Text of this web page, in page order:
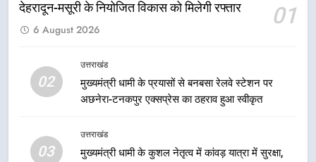
देहरादून-मसूरी के नियोजित विकास को मिलेगी रफ्तार
01
6 August 2026
02
उत्तराखंड
मुख्यमंत्री धामी के प्रयासों से बनबसा रेलवे स्टेशन पर
अछनेरा-टनकपुर एक्सप्रेस का ठहराव हुआ स्वीकृत
03
उत्तराखंड
मुख्यमंत्री धामी के कुशल नेतृत्व में कांवड़ यात्रा में सुरक्षा,
8
संकल्प
नियोजित विकास को मिलेगी रफ्तार